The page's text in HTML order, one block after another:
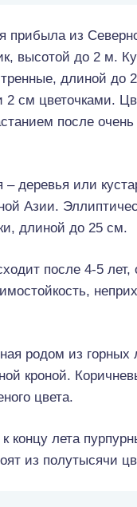
прибыла из
высотой до 2 м.
длиной
см цветочками.
после
– деревья или
Азии.
длиной до 25 см.
после 4-5
родом из
кроной.
цвета.
концу лета
из полутысячи